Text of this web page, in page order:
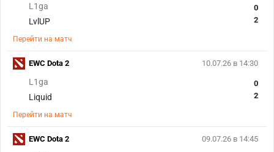
L1ga
LvlUP
0
2
Перейти на матч
10.07.26 в 14:30
L1ga
Liquid
0
2
Перейти на матч
EWC Dota 2
09.07.26 в 14:45
EWC Dota 2